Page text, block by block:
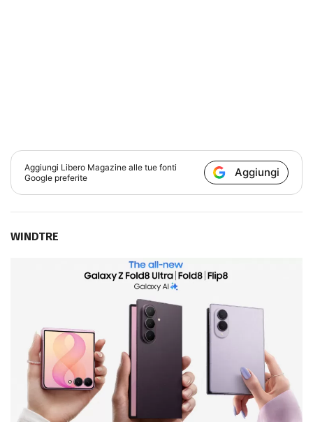
Aggiungi Libero Magazine alle tue fonti
Google preferite
Aggiungi
WINDTRE